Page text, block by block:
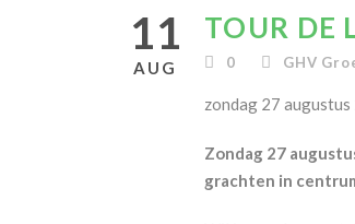
11
AUG
TOUR DE
0 GHV
zondag 27
Zondag 27
grachten in